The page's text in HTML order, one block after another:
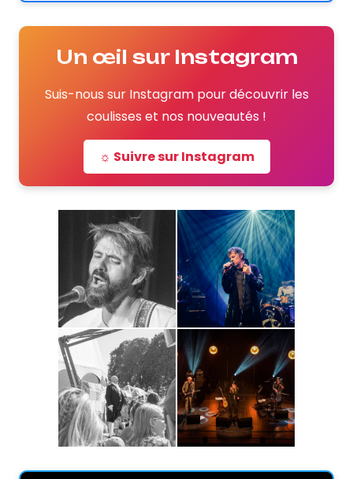
Un œil sur Instagram
Suis-nous sur Instagram pour découvrir les
coulisses et nos nouveautés !
☼ Suivre sur Instagram